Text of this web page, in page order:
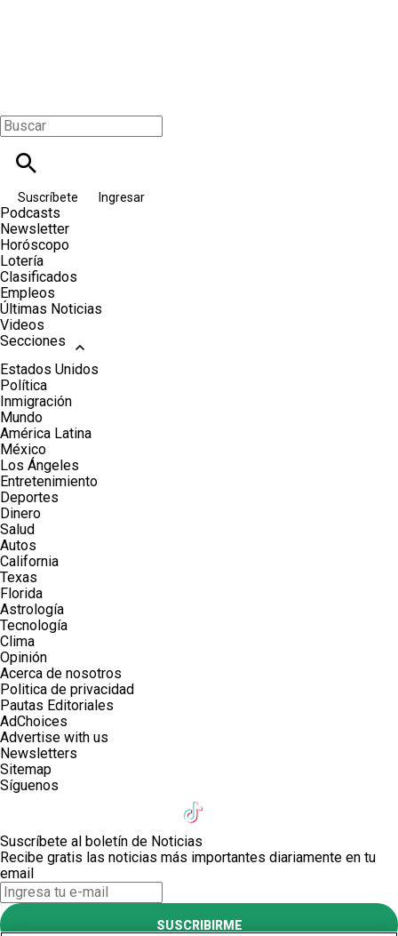
Suscríbete Ingresar
Podcasts
Newsletter
Horóscopo
Lotería
Clasificados
Empleos
Últimas Noticias
Videos
Secciones
Estados Unidos
Política
Inmigración
Mundo
América Latina
México
Los Ángeles
Entretenimiento
Deportes
Dinero
Salud
Autos
California
Texas
Florida
Astrología
Tecnología
Clima
Opinión
Acerca de nosotros
Politica de privacidad
Pautas Editoriales
AdChoices
Advertise with us
Newsletters
Sitemap
Síguenos
Suscríbete al boletín de Noticias
Recibe gratis las noticias más importantes diariamente en tu
email
SUSCRIBIRME